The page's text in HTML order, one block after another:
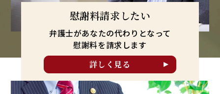
慰謝料請求したい
弁護士があなたの代わりとなって
慰謝料を請求します
詳しく見る